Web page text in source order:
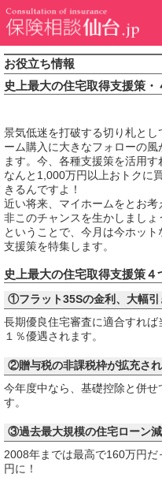
お役立ち情報
史上最大の住宅取得支援策・
景気低迷を打破する切り札とし
ーム購入に大きなフォローの風
ます。今、各種支援策を活用す
なんと1,000万円以上おトクに
きるんですよ！
近い将来、マイホームをとお考
非このチャンスを生かしましょ
ということで、今月は今ホット
支援策を特集します。
史上最大の住宅取得支援策４
①フラット35Sの金利、大幅引
長期優良住宅審査に適合すれ
１％優遇されます。
②贈与税の非課税枠が拡充さ
今年度中なら、基礎控除と併
す。
③過去最大規模の住宅ローン
2008年までは最高で160万円
円に！